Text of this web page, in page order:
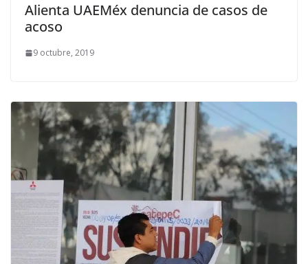
Alienta UAEMéx denuncia de casos de
acoso
9 octubre, 2019